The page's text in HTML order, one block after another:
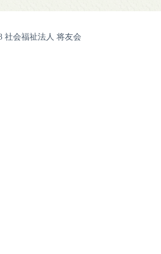
社会福祉法人 将友会